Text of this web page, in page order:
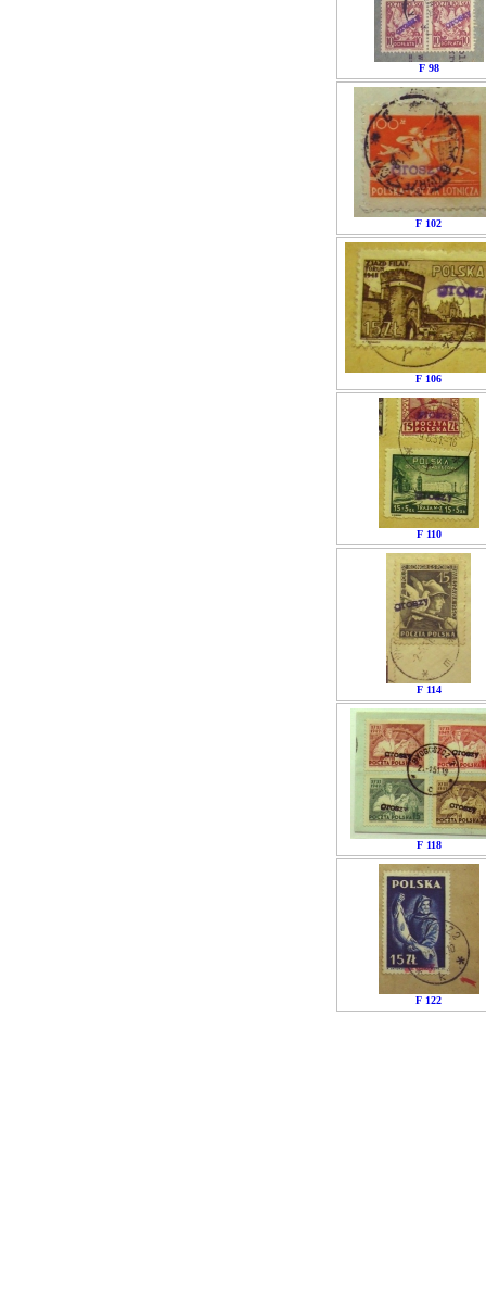
F 98
F 102
F 106
F 110
F 114
F 118
F 122